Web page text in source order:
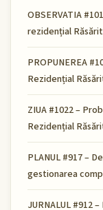
OBSERVATIA
rezidențial
PROPUNEREA
Rezidențial
ZIUA #1022 –
Rezidențial
PLANUL #917 –
gestionarea
JURNALUL #912